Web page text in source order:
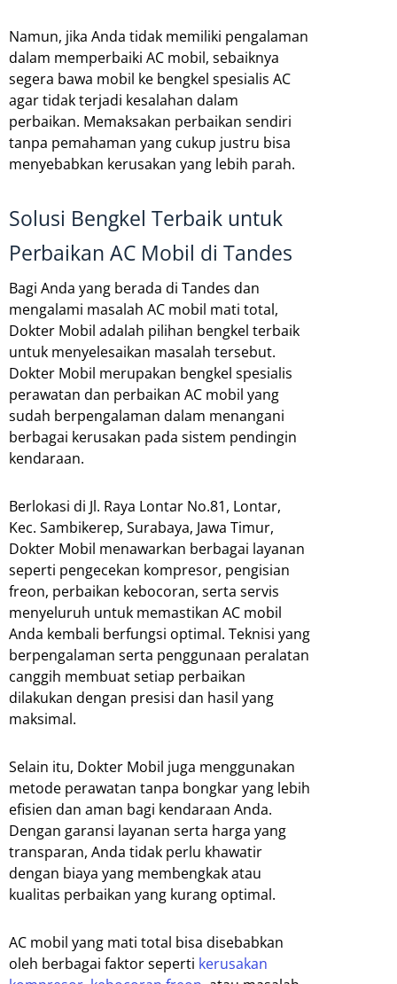
Namun, jika Anda tidak memiliki pengalaman
dalam memperbaiki AC mobil, sebaiknya
segera bawa mobil ke bengkel spesialis AC
agar tidak terjadi kesalahan dalam
perbaikan. Memaksakan perbaikan sendiri
tanpa pemahaman yang cukup justru bisa
menyebabkan kerusakan yang lebih parah.
Solusi Bengkel Terbaik untuk
Perbaikan AC Mobil di Tandes
Bagi Anda yang berada di Tandes dan
mengalami masalah AC mobil mati total,
Dokter Mobil adalah pilihan bengkel terbaik
untuk menyelesaikan masalah tersebut.
Dokter Mobil merupakan bengkel spesialis
perawatan dan perbaikan AC mobil yang
sudah berpengalaman dalam menangani
berbagai kerusakan pada sistem pendingin
kendaraan.
Berlokasi di Jl. Raya Lontar No.81, Lontar,
Kec. Sambikerep, Surabaya, Jawa Timur,
Dokter Mobil menawarkan berbagai layanan
seperti pengecekan kompresor, pengisian
freon, perbaikan kebocoran, serta servis
menyeluruh untuk memastikan AC mobil
Anda kembali berfungsi optimal. Teknisi yang
berpengalaman serta penggunaan peralatan
canggih membuat setiap perbaikan
dilakukan dengan presisi dan hasil yang
maksimal.
Selain itu, Dokter Mobil juga menggunakan
metode perawatan tanpa bongkar yang lebih
efisien dan aman bagi kendaraan Anda.
Dengan garansi layanan serta harga yang
transparan, Anda tidak perlu khawatir
dengan biaya yang membengkak atau
kualitas perbaikan yang kurang optimal.
AC mobil yang mati total bisa disebabkan
oleh berbagai faktor seperti kerusakan